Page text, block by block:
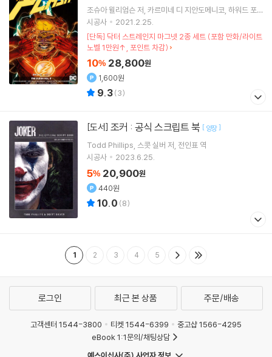
조슈아 윌리엄슨저 카르미네 디 지안도메니코 하워드 포
터 아이반 플라센시아
시공사
2021.2.25.
[단독] 닥터 스트레인지 마그넷 2종 세트 (포함 만화/라이트
노벨 1만원↑, 포인트 차감)
10% 28,800원
1,600원
9.3(3)
[도서] 조커 : 공식 스크립트 북 [ 양장]
Todd Phillips 스콧 실버 저 전인표 역
시공사
2023.6.25.
5% 20,900원
440원
10.0 (8)
1 2 3 4 5
로그인 최근 본 상품 주문/배송
고객센터 1544-3800 티켓 1544-6399
중고샵 1566-4295
eBook 1:1문의/채팅상담
예스이십사(주) 사업자 정보